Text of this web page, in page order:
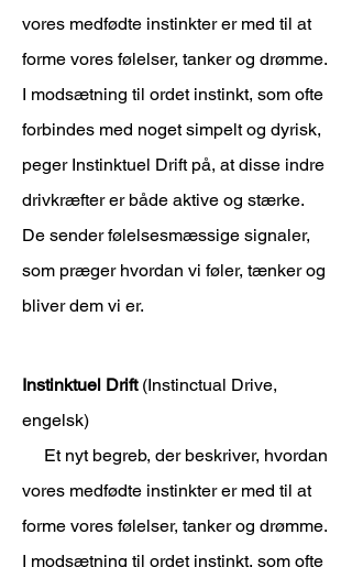
vores medfødte instinkter er med til at
forme vores følelser, tanker og drømme.
I modsætning til ordet instinkt, som ofte
forbindes med noget simpelt og dyrisk,
peger Instinktuel Drift på, at disse indre
drivkræfter er både aktive og stærke.
De sender følelsesmæssige signaler,
som præger hvordan vi føler, tænker og
bliver dem vi er.
Instinktuel Drift (Instinctual Drive,
engelsk)
Et nyt begreb, der beskriver, hvordan
vores medfødte instinkter er med til at
forme vores følelser, tanker og drømme.
I modsætning til ordet instinkt, som ofte